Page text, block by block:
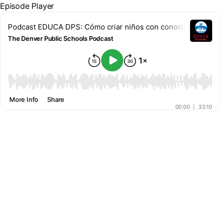
Episode Player
Podcast EDUCA DPS: Cómo criar niños con conocimientos
The Denver Public Schools Podcast
00:00
00:00 33:10
More Info Share